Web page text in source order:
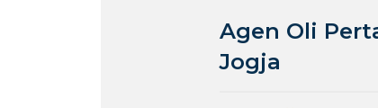
Agen Oli
Jogja